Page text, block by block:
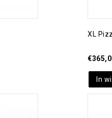
XL
€
In